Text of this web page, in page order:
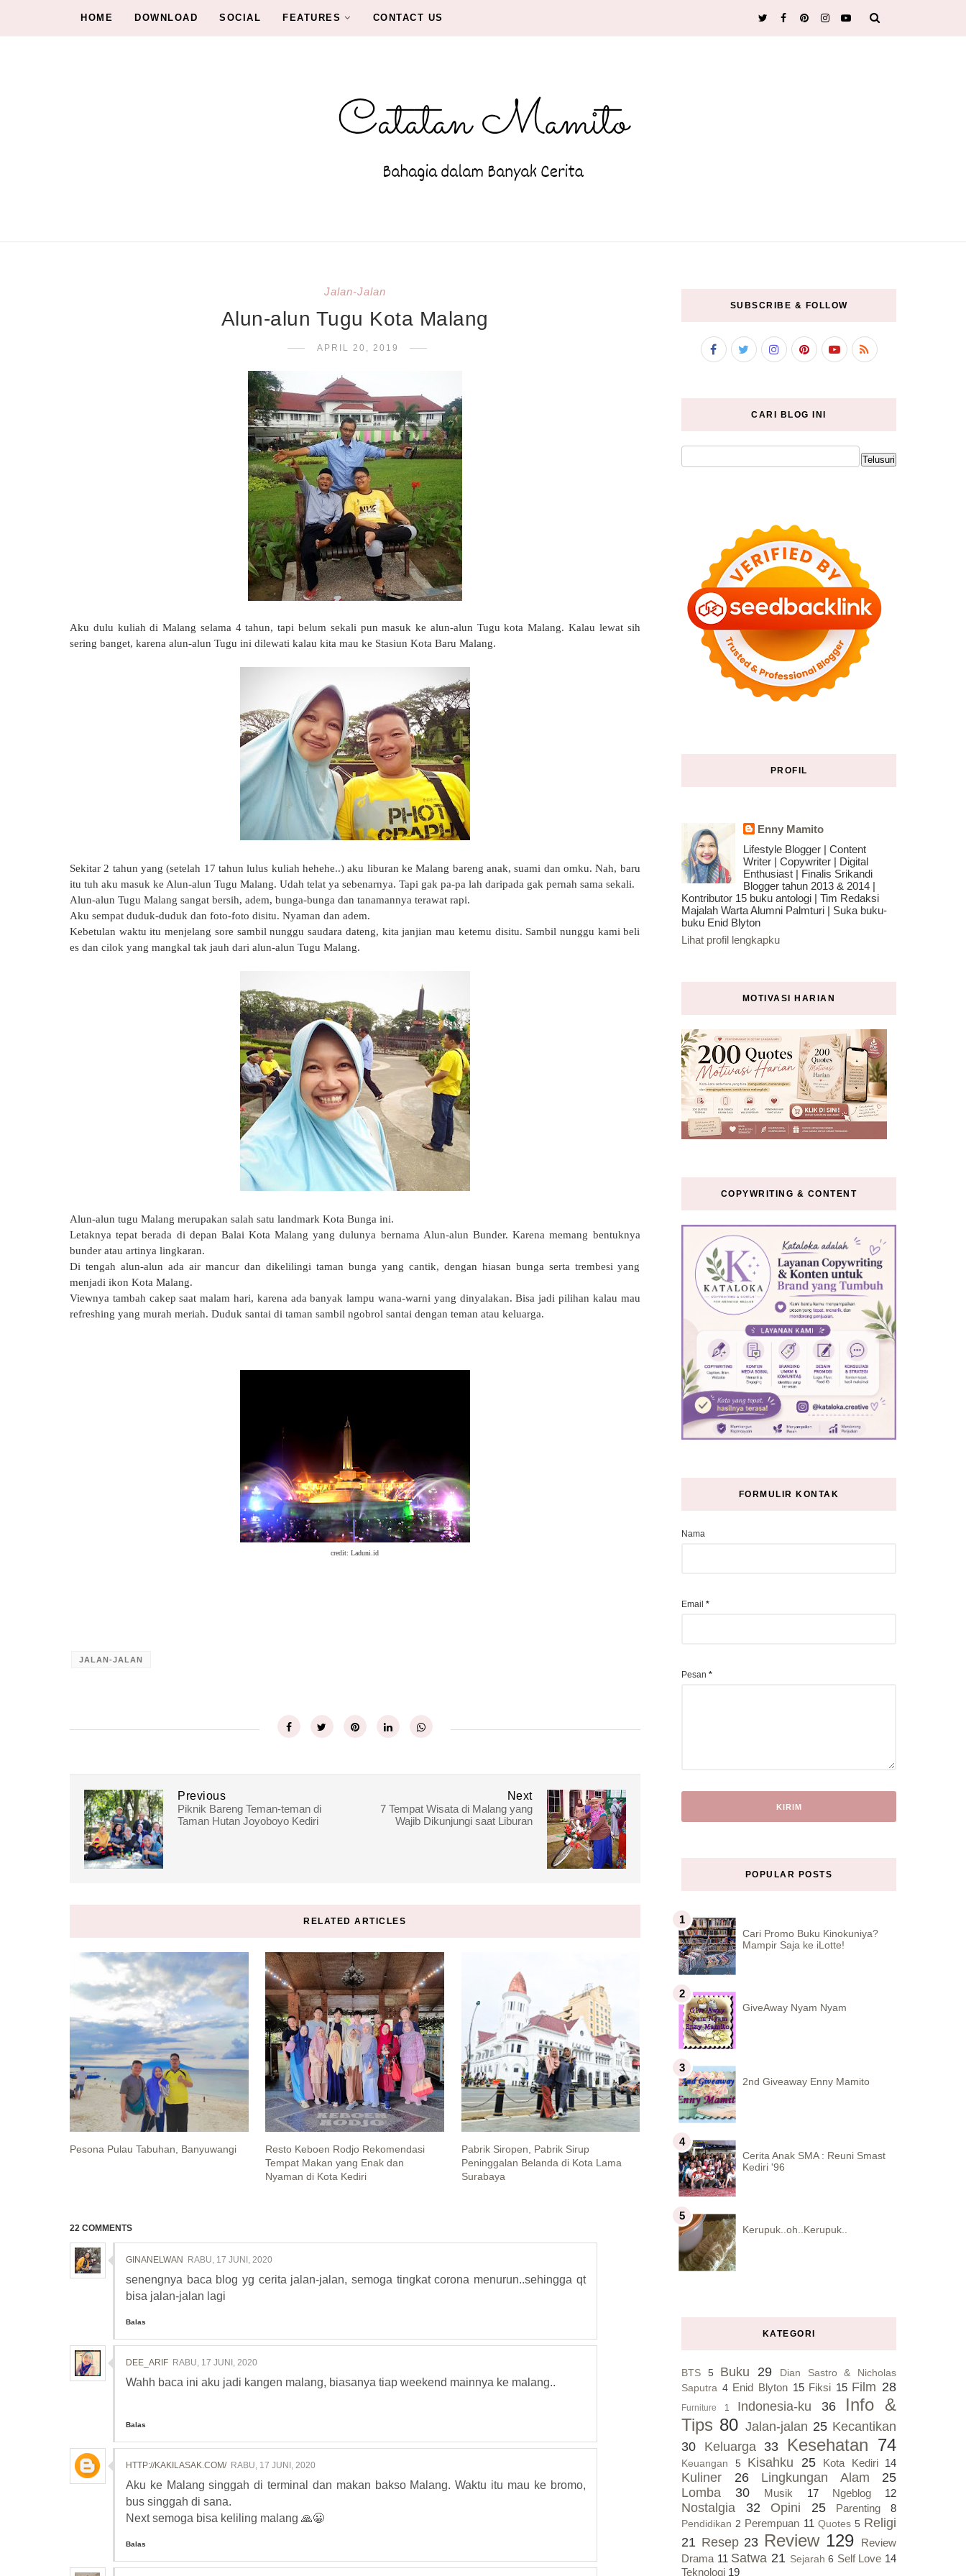
HOME DOWNLOAD SOCIAL FEATURES CONTACT US
Jalan-Jalan
Alun-alun Tugu Kota Malang
APRIL 20, 2019
Aku dulu kuliah di Malang selama 4 tahun, tapi belum sekali pun masuk ke alun-alun Tugu kota Malang. Kalau lewat sih
sering banget, karena alun-alun Tugu ini dilewati kalau kita mau ke Stasiun Kota Baru Malang.
Sekitar 2 tahun yang (setelah 17 tahun lulus kuliah hehehe..) aku liburan ke Malang bareng anak, suami dan omku. Nah, baru
itu tuh aku masuk ke Alun-alun Tugu Malang. Udah telat ya sebenarnya. Tapi gak pa-pa lah daripada gak pernah sama sekali.
Alun-alun Tugu Malang sangat bersih, adem, bunga-bunga dan tanamannya terawat rapi.
Aku sempat duduk-duduk dan foto-foto disitu. Nyaman dan adem.
Kebetulan waktu itu menjelang sore sambil nunggu saudara dateng, kita janjian mau ketemu disitu. Sambil nunggu kami beli
es dan cilok yang mangkal tak jauh dari alun-alun Tugu Malang.
Alun-alun tugu Malang merupakan salah satu landmark Kota Bunga ini.
Letaknya tepat berada di depan Balai Kota Malang yang dulunya bernama Alun-alun Bunder. Karena memang bentuknya
bunder atau artinya lingkaran.
Di tengah alun-alun ada air mancur dan dikelilingi taman bunga yang cantik, dengan hiasan bunga serta trembesi yang
menjadi ikon Kota Malang.
Viewnya tambah cakep saat malam hari, karena ada banyak lampu wana-warni yang dinyalakan. Bisa jadi pilihan kalau mau
refreshing yang murah meriah. Duduk santai di taman sambil ngobrol santai dengan teman atau keluarga.
credit: Laduni.id
JALAN-JALAN
Next
7 Tempat Wisata di Malang yang
Wajib Dikunjungi saat Liburan
Previous
Piknik Bareng Teman-teman di
Taman Hutan Joyoboyo Kediri
RELATED ARTICLES
Pesona Pulau Tabuhan, Banyuwangi
Resto Keboen Rodjo Rekomendasi
Tempat Makan yang Enak dan
Nyaman di Kota Kediri
Pabrik Siropen, Pabrik Sirup
Peninggalan Belanda di Kota Lama
Surabaya
22 COMMENTS
GINANELWAN RABU, 17 JUNI, 2020
senengnya baca blog yg cerita jalan-jalan, semoga tingkat corona menurun..sehingga qt
bisa jalan-jalan lagi
Balas
DEE_ARIF RABU, 17 JUNI, 2020
Wahh baca ini aku jadi kangen malang, biasanya tiap weekend mainnya ke malang..
Balas
HTTP://KAKILASAK.COM/ RABU, 17 JUNI, 2020
Aku ke Malang singgah di terminal dan makan bakso Malang. Waktu itu mau ke bromo,
bus singgah di sana.
Next semoga bisa keliling malang 🙏😀
Balas
SUBSCRIBE & FOLLOW
CARI BLOG INI
PROFIL
Enny Mamito
Lifestyle Blogger | Content
Writer | Copywriter | Digital
Enthusiast | Finalis Srikandi
Blogger tahun 2013 & 2014 |
Kontributor 15 buku antologi | Tim Redaksi
Majalah Warta Alumni Palmturi | Suka buku-
buku Enid Blyton
Lihat profil lengkapku
MOTIVASI HARIAN
COPYWRITING & CONTENT
FORMULIR KONTAK
Nama
Email *
Pesan *
POPULAR POSTS
Cari Promo Buku Kinokuniya?
Mampir Saja ke iLotte!
GiveAway Nyam Nyam
2nd Giveaway Enny Mamito
Cerita Anak SMA : Reuni Smast
Kediri '96
Kerupuk..oh..Kerupuk..
KATEGORI
BTS 5 Buku 29
Dian Sastro & Nicholas
Saputra 4 Enid Blyton 15 Fiksi 15 Film 28
Furniture 1 Indonesia-ku 36
Info &
Tips 80 Jalan-jalan 25 Kecantikan
30
Keluarga 33 Kesehatan 74
Keuangan 5 Kisahku 25 Kota Kediri 14
Kuliner 26 Lingkungan Alam
25
Lomba
30 Musik 17 Ngeblog 12
Nostalgia 32 Opini 25 Parenting 8
Pendidikan 2 Perempuan 11 Quotes 5 Religi
21 Resep 23 Review 129
Review
Drama 11 Satwa 21 Sejarah 6 Self Love 14
Teknologi 19